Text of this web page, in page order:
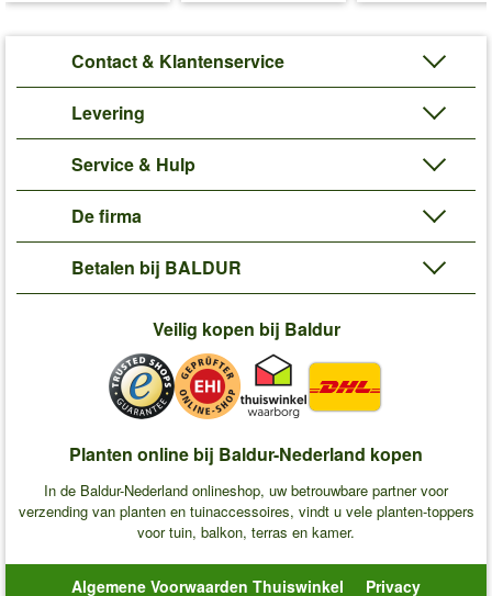
Contact & Klantenservice
Levering
Service & Hulp
De firma
Betalen bij BALDUR
Veilig kopen bij Baldur
Planten online bij Baldur-Nederland kopen
In de Baldur-Nederland onlineshop, uw betrouwbare partner voor
verzending van planten en tuinaccessoires, vindt u vele planten-toppers
voor tuin, balkon, terras en kamer.
Algemene Voorwaarden Thuiswinkel Privacy